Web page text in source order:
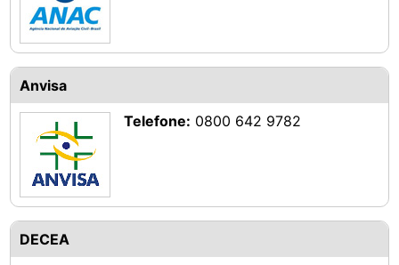
Anvisa
Telefone: 0800 642 9782
DECEA